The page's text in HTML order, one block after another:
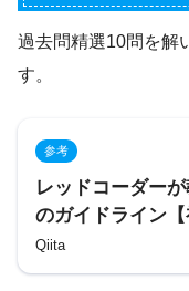
過去問精選10問を解
す。
参考
レッドコーダー
のガイドライン
Qiita
Qiita